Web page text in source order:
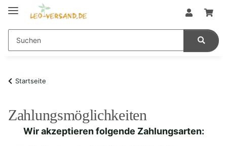
Startseite
Zahlungsmöglichkeiten
Wir akzeptieren folgende Zahlungsarten: